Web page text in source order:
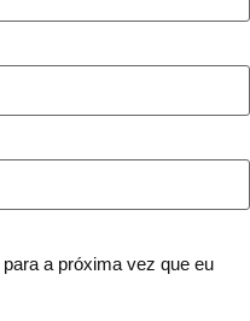
a próxima vez que eu